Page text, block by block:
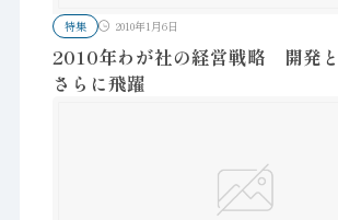
特集 2010年1月6日
2010年わが社の経営戦略 開発
さらに飛躍